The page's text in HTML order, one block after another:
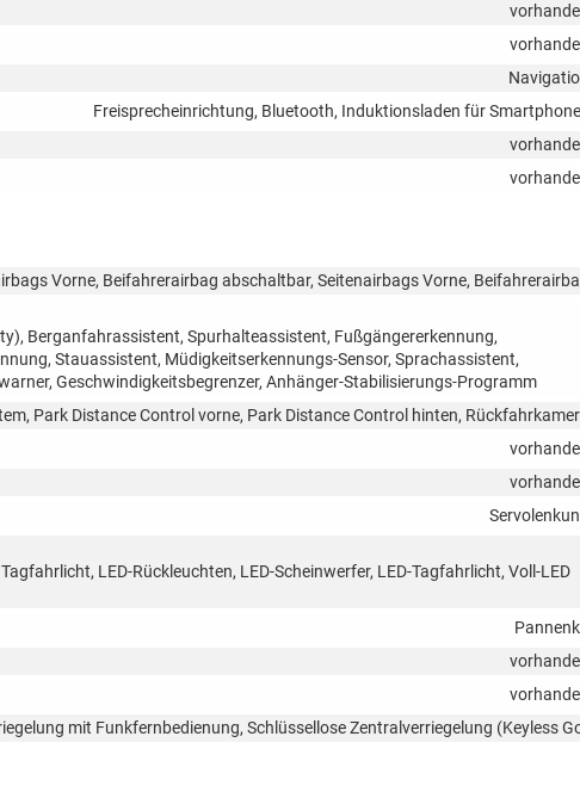
Freisprecheinrichtung, Bluetooth, Induktionsladen für
Vorne, Beifahrerairbag abschaltbar, Seitenairbags Vorne,
Berganfahrassistent, Spurhalteassistent, Fußgängererkennung,
Stauassistent, Müdigkeitserkennungs-Sensor, Sprachassistent,
Geschwindigkeitsbegrenzer, Anhänger-Stabilisierungs-Programm
Park Distance Control vorne, Park Distance Control hinten,
LED-Rückleuchten, LED-Scheinwerfer, LED-Tagfahrlicht, Voll-LED
mit Funkfernbedienung, Schlüssellose Zentralverriegelung (Keyless